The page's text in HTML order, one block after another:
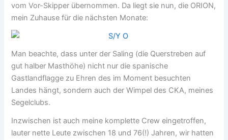
vom Vor-Skipper übernommen. Da liegt sie nun, die ORION,
mein Zuhause für die nächsten Monate:
Man beachte, dass unter der Saling (die Querstreben auf
gut halber Masthöhe) nicht nur die spanische
Gastlandflagge zu Ehren des im Moment besuchten
Landes hängt, sondern auch der Wimpel des CKA, meines
Segelclubs.
Inzwischen ist auch meine komplette Crew eingetroffen,
lauter nette Leute zwischen 18 und 76(!) Jahren, wir hatten